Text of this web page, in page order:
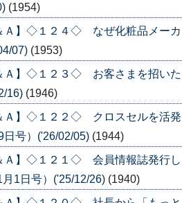
(1954)
Ａ】◇１２４◇ なぜ化粧品メーカ
07) (1953)
Ａ】◇１２３◇ お客さまを招いた
16) (1946)
Ａ】◇１２２◇ クロスセルを活発
号）('26/02/05) (1944)
Ａ】◇１２１◇ 会員情報誌発行し
1日号）('25/12/26) (1940)